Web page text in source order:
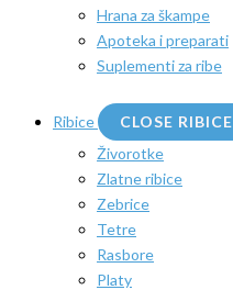
Hrana za škampe
Apoteka i preparati
Suplementi za ribe
Ribice CLOSE RIBICE
Živorotke
Zlatne ribice
Zebrice
Tetre
Rasbore
Platy